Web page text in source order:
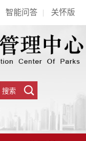
智能问答 | 关怀版